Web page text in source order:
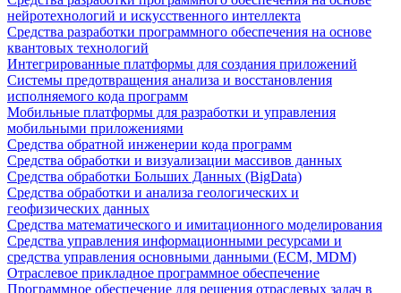
нейротехнологий и искусственного интеллекта
Средства разработки программного обеспечения на основе
квантовых технологий
Интегрированные платформы для создания приложений
Системы предотвращения анализа и восстановления
исполняемого кода программ
Мобильные платформы для разработки и управления
мобильными приложениями
Средства обратной инженерии кода программ
Средства обработки и визуализации массивов данных
Средства обработки Больших Данных (BigData)
Средства обработки и анализа геологических и
геофизических данных
Средства математического и имитационного моделирования
Средства управления информационными ресурсами и
средства управления основными данными (ECM, MDM)
Отраслевое прикладное программное обеспечение
Программное обеспечение для решения отраслевых задач в